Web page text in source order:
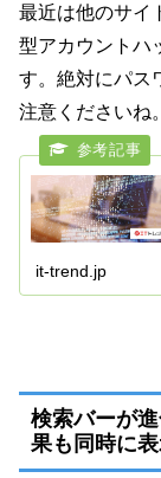
最近は他のサイ
型アカウントハ
す。絶対にパス
注意くださいね。
it-trend.jp
検索バーが
果も同時に表